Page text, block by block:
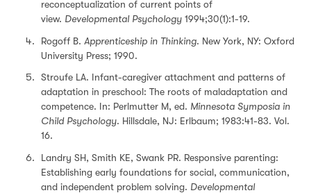
reconceptualization of current points of
view. Developmental Psychology 1994;30(1):1-19.
Rogoff B. Apprenticeship in Thinking. New York, NY: Oxford
University Press; 1990.
Stroufe LA. Infant-caregiver attachment and patterns of
adaptation in preschool: The roots of maladaptation and
competence. In: Perlmutter M, ed. Minnesota Symposia in
Child Psychology. Hillsdale, NJ: Erlbaum; 1983:41-83. Vol.
16.
Landry SH, Smith KE, Swank PR. Responsive parenting:
Establishing early foundations for social, communication,
and independent problem solving. Developmental